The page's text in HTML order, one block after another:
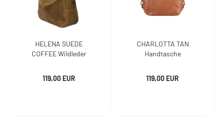
HELENA SUEDE
COFFEE Wildleder
119,00 EUR
CHARLOTTA TAN
Handtasche
119,00 EUR